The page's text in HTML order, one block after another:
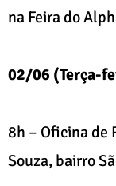
na Feira do
02/06 (Terça-
8h – Oficina de
Souza, bairro